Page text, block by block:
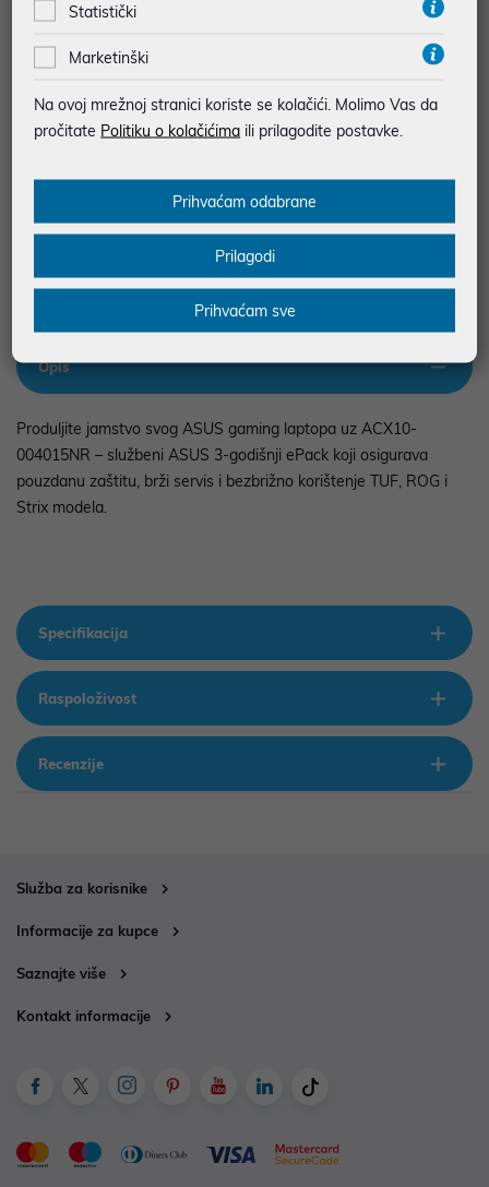
SIGURNA KUPOVINA
BESPLATNA DOSTAVA ZA NARUDŽBE IZNAD 66,36€
MOGUĆNOST PLAĆANJA NA RATE
Podaci uz artikle su prezentirani u dobroj namjeri. Mikronis d.o.o. ne
prilikom štampanja te promjene u dostupnosti i cijene. Slike artikala su
ilustrativne prirode te ne moraju u potpunosti odgovarati artiklima. Za sve
eventualne nejasnoće možete nas kontaktirati na
Opis
Produljite jamstvo svog ASUS gaming laptopa uz ACX10-
004015NR – službeni ASUS 3-godišnji ePack koji osigurava
pouzdanu zaštitu, brži servis i bezbrižno korištenje TUF, ROG i
Strix modela.
Specifikacija
Raspoloživost
Recenzije
Služba za korisnike
Informacije za kupce
Saznajte više
Kontakt informacije
Statistički
Marketinški
Na ovoj mrežnoj stranici koriste se kolačići. Molimo Vas da
pročitate Politiku o kolačićima ili prilagodite postavke.
Prihvaćam odabrane
Prilagodi
Prihvaćam sve